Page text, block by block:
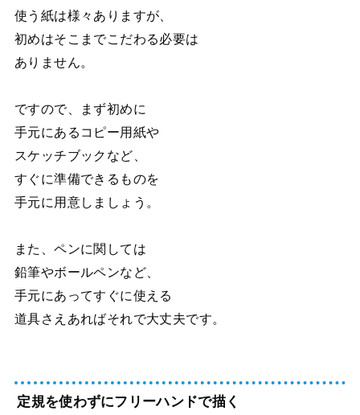
使う紙は様々ありますが、
初めはそこまでこだわる必要は
ありません。
ですので、まず初めに
手元にあるコピー用紙や
スケッチブックなど、
すぐに準備できるものを
手元に用意しましょう。
また、ペンに関しては
鉛筆やボールペンなど、
手元にあってすぐに使える
道具さえあればそれで大丈夫です。
定規を使わずにフリーハンドで描く